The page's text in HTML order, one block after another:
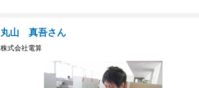
丸山 真吾さん
株式会社電算